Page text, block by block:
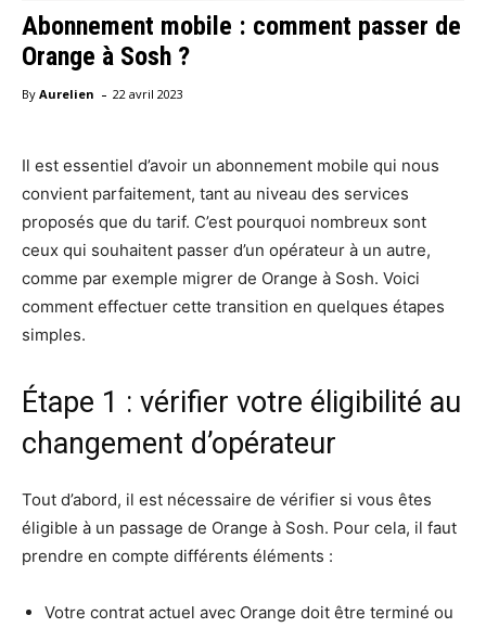
Abonnement mobile : comment passer de
Orange à Sosh ?
By Aurelien - 22 avril 2023
Il est essentiel d’avoir un abonnement mobile qui nous
convient parfaitement, tant au niveau des services
proposés que du tarif. C’est pourquoi nombreux sont
ceux qui souhaitent passer d’un opérateur à un autre,
comme par exemple migrer de Orange à Sosh. Voici
comment effectuer cette transition en quelques étapes
simples.
Étape 1 : vérifier votre éligibilité au
changement d’opérateur
Tout d’abord, il est nécessaire de vérifier si vous êtes
éligible à un passage de Orange à Sosh. Pour cela, il faut
prendre en compte différents éléments :
Votre contrat actuel avec Orange doit être terminé ou